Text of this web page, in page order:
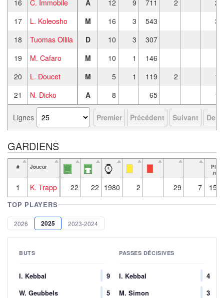
16 C. Immobile A 12 9 711 2
2
17
L. Koleosho M 16 3 543
3
18
Tuomas Ollila D 10 3
307
19
M. Cafaro M 10 1
146
20
L. Doucet M 5 1 119 2
1
21
N. Dicko A 8 65 1
Lignes Premier Précédent Suivant
GARDIENS
# Joueur
1 K. Trapp 22 22 1980 2 29 7
TOP PLAYERS
2026 2025 2023-2024
BUTS
I. Kebbal
9
W. Geubbels
5
PASSES DÉCISIVES
I. Kebbal
4
M. Simon
3